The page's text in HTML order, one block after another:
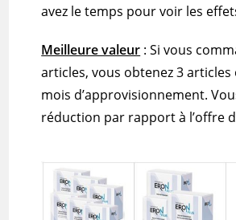
avez le temps pour voir les
Meilleure valeur : Si vous
articles, vous obtenez 3
mois d’approvisionnement.
réduction par rapport à l’offre